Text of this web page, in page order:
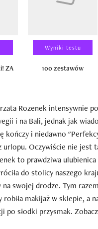
ZA
Wyniki testu
100 zestawów
Rozenek intensywnie
i na Bali, jednak jak
kończy i niedawno
urlopu. Oczywiście nie jest
to prawdziwa
do stolicy naszego
swojej drodze. Tym
robiła makijaż w sklepie, a
po słodki przysmak.